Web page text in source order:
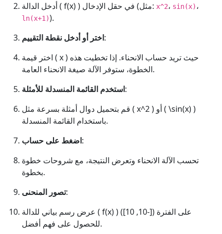
أدخل الدالة ( f(x) ) في حقل الإدخال (مثل: x^2، sin(x)،
ln(x+1)).
اختر أو أدخل نقطة التقييم:
اختر قيمة ( x ) حيث تريد حساب الانحناء. إذا تخطيت هذه
الخطوة، ستوفر الآلة صيغة الانحناء العامة.
استخدم القائمة المنسدلة للأمثلة:
قم بتحميل دوال أمثلة بسرعة مثل ( x^2 ) أو ( \sin(x) )
باستخدام القائمة المنسدلة.
اضغط على حساب:
تحسب الآلة الانحناء وتعرض النتيجة، مع شروحات خطوة
بخطوة.
تصور المنحنى:
عرض رسم بياني للدالة ( f(x) ) على الفترة ([-10, 10])
للحصول على فهم أفضل.